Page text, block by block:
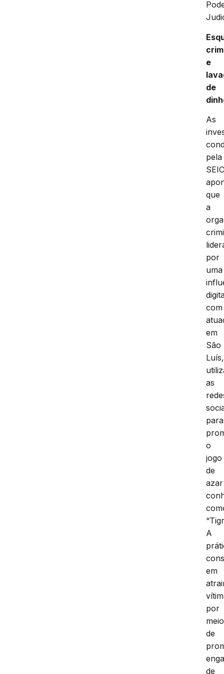
e
de
As
pela
que
a
por
uma
com
em
São
Luís,
as
para
o
jogo
de
azar
A
em
por
meio
de
de